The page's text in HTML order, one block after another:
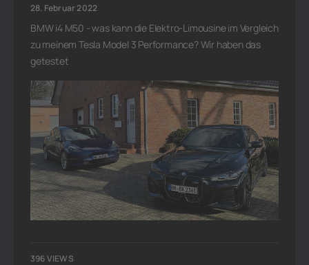
28. Februar 2022
BMW i4 M50 - was kann die Elektro-Limousine im Vergleich
zu meinem Tesla Model 3 Performance? Wir haben das
getestet
396 VIEWS